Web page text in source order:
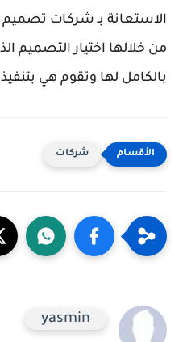
الاستعانة بـ شركات تصميم
من خلالها اختيار التصميم
بالكامل لها وتقوم هي
شركات
yasmin